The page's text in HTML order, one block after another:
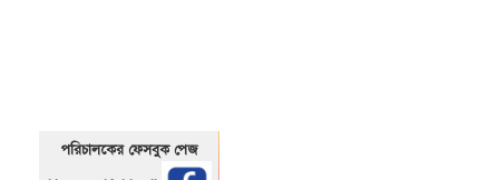
পরিচালকের ফেসবুক পেজ